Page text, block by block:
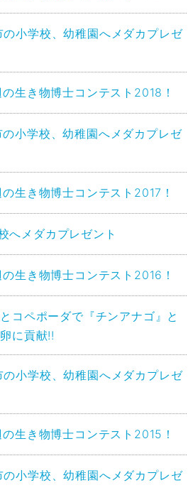
小学校、幼稚園へメダカプレゼ
生き物博士コンテスト2018！
小学校、幼稚園へメダカプレゼ
生き物博士コンテスト2017！
へメダカプレゼント
生き物博士コンテスト2016！
コペポーダで『チンアナゴ』と
に貢献!!
小学校、幼稚園へメダカプレゼ
生き物博士コンテスト2015！
小学校、幼稚園へメダカプレゼ